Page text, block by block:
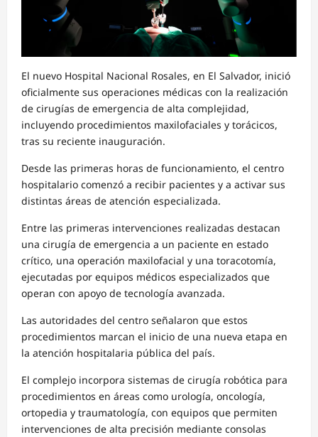
El nuevo Hospital Nacional Rosales, en El Salvador, inició
oficialmente sus operaciones médicas con la realización
de cirugías de emergencia de alta complejidad,
incluyendo procedimientos maxilofaciales y torácicos,
tras su reciente inauguración.
Desde las primeras horas de funcionamiento, el centro
hospitalario comenzó a recibir pacientes y a activar sus
distintas áreas de atención especializada.
Entre las primeras intervenciones realizadas destacan
una cirugía de emergencia a un paciente en estado
crítico, una operación maxilofacial y una toracotomía,
ejecutadas por equipos médicos especializados que
operan con apoyo de tecnología avanzada.
Las autoridades del centro señalaron que estos
procedimientos marcan el inicio de una nueva etapa en
la atención hospitalaria pública del país.
El complejo incorpora sistemas de cirugía robótica para
procedimientos en áreas como urología, oncología,
ortopedia y traumatología, con equipos que permiten
intervenciones de alta precisión mediante consolas